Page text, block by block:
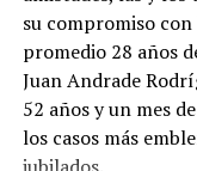
su compromiso
promedio 28 años
Juan Andrade
52 años y un mes
los casos más